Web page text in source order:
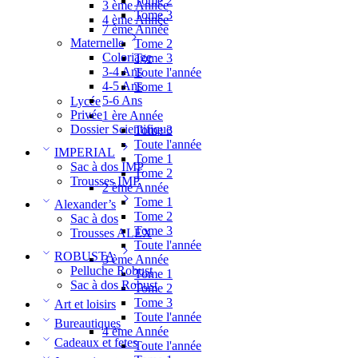
3 ème Année
4 ème Année
Maternelle
Coloriage
3-4 Ans
4-5 Ans
5-6 Ans
Privée
Dossier Scientifique
IMPERIAL
Sac à dos IMP
Trousses IMP
Alexander’s
Sac à dos
Trousses ALEX
ROBUSTA
Pelluche Robust
Sac à dos Robust
Art et loisirs
Bureautiques
Cadeaux et fetes
Tome 3
7 ème Année
Tome 2
Tome 3
Toute l'année
Tome 1
Lycée
1 ère Année
Tome 3
Toute l'année
Tome 1
Tome 2
2 ème Année
Tome 1
Tome 2
Tome 3
Toute l'année
3 ème Année
Tome 1
Tome 2
Tome 3
Toute l'année
4 ème Année
Toute l'année